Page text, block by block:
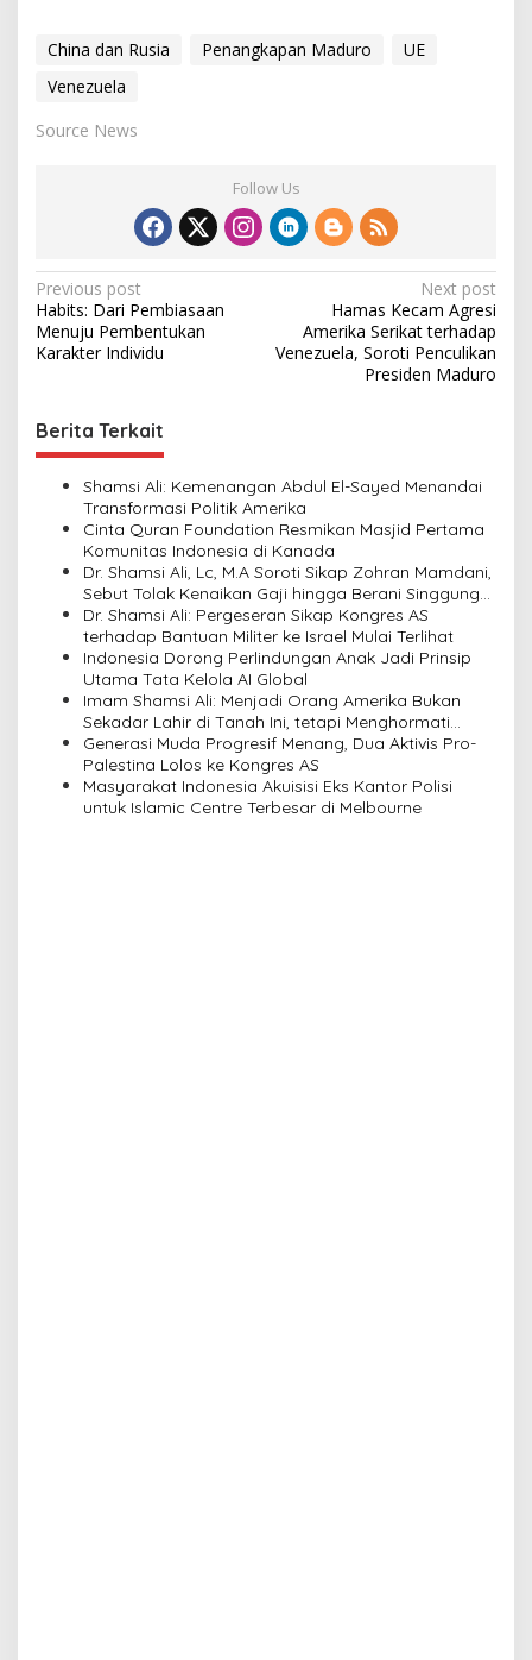
China dan Rusia Penangkapan Maduro
UE
Venezuela
Source News
Follow Us
P
o
s
n
a
Previous post
Habits: Dari Pembiasaan
Menuju Pembentukan
Karakter Individu
Next post
Hamas Kecam Agresi
Amerika Serikat terhadap
Venezuela, Soroti Penculikan
Presiden Maduro
Berita Terkait
Shamsi Ali: Kemenangan Abdul El-Sayed Menandai
Transformasi Politik Amerika
Cinta Quran Foundation Resmikan Masjid Pertama
Komunitas Indonesia di Kanada
Dr. Shamsi Ali, Lc, M.A Soroti Sikap Zohran Mamdani,
Sebut Tolak Kenaikan Gaji hingga Berani Singgung
Netanyahu
Dr. Shamsi Ali: Pergeseran Sikap Kongres AS
terhadap Bantuan Militer ke Israel Mulai Terlihat
Indonesia Dorong Perlindungan Anak Jadi Prinsip
Utama Tata Kelola AI Global
Imam Shamsi Ali: Menjadi Orang Amerika Bukan
Sekadar Lahir di Tanah Ini, tetapi Menghormati
Perbedaan
Generasi Muda Progresif Menang, Dua Aktivis Pro-
Palestina Lolos ke Kongres AS
Masyarakat Indonesia Akuisisi Eks Kantor Polisi
untuk Islamic Centre Terbesar di Melbourne